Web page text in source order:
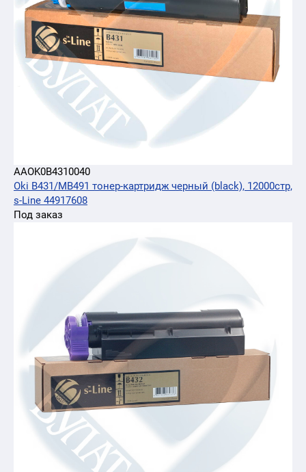
AAOK0B4310040
Oki B431/MB491 тонер-картридж черный (black), 12000стр,
s-Line 44917608
Под заказ